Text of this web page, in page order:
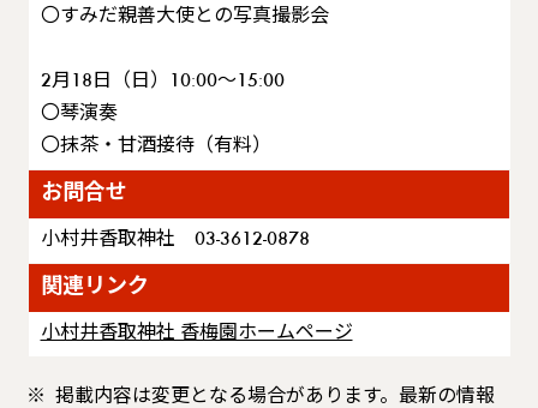
〇すみだ親善大使との写真撮影会
2月18日（日）10:00～15:00
〇琴演奏
〇抹茶・甘酒接待（有料）
お問合せ
小村井香取神社 03-3612-0878
関連リンク
小村井香取神社 香梅園ホームページ
掲載内容は変更となる場合があります。最新の情報